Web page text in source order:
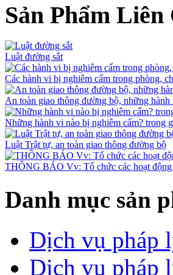
Sản Phẩm Liên
Luật đường sắt
Các hành vi bị nghiêm cấm trong phòng,
An toàn giao thông đường bộ, những
Những hành vi nào bị nghiêm cấm? trong
Luật Trật tự, an toàn giao thông đường bộ
THÔNG BÁO Vv: Tổ chức các hoạt
Danh mục sản
Dịch vụ pháp
Dịch vụ pháp